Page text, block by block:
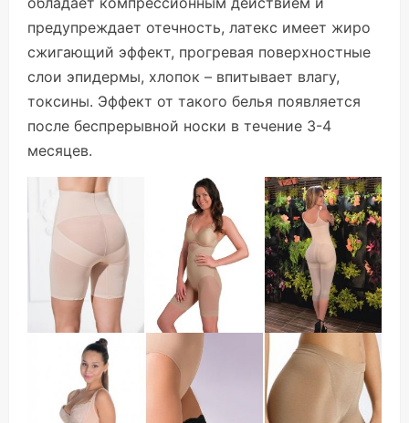
предупреждает отечность, латекс имеет жиро
сжигающий эффект, прогревая поверхностные
слои эпидермы, хлопок – впитывает влагу,
токсины. Эффект от такого белья появляется
после беспрерывной носки в течение 3-4
месяцев.